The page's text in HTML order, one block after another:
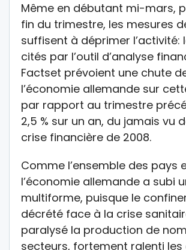
Même en débutant mi-mars,
fin du trimestre, les mesures
suffisent à déprimer l’activité:
cités par l’outil d’analyse
Factset prévoient une chute de
l’économie allemande sur
par rapport au trimestre
2,5 % sur un an, du jamais vu
crise financière de 2008.
Comme l’ensemble des pays
l’économie allemande a subi
multiforme, puisque le
décrété face à la crise
paralysé la production de
secteurs, fortement ralenti les